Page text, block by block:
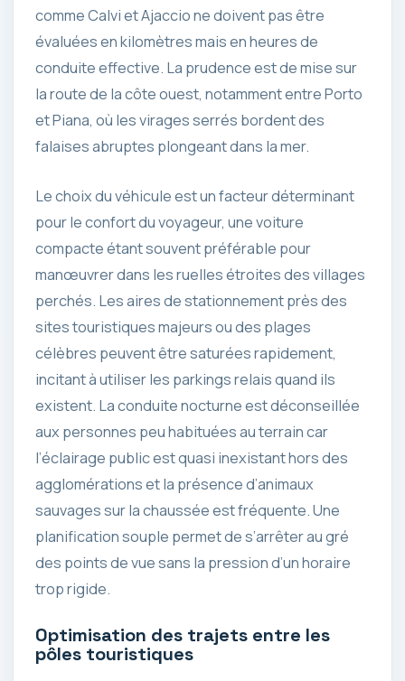
comme Calvi et Ajaccio ne doivent pas être
évaluées en kilomètres mais en heures de
conduite effective. La prudence est de mise sur
la route de la côte ouest, notamment entre Porto
et Piana, où les virages serrés bordent des
falaises abruptes plongeant dans la mer.
Le choix du véhicule est un facteur déterminant
pour le confort du voyageur, une voiture
compacte étant souvent préférable pour
manœuvrer dans les ruelles étroites des villages
perchés. Les aires de stationnement près des
sites touristiques majeurs ou des plages
célèbres peuvent être saturées rapidement,
incitant à utiliser les parkings relais quand ils
existent. La conduite nocturne est déconseillée
aux personnes peu habituées au terrain car
l’éclairage public est quasi inexistant hors des
agglomérations et la présence d’animaux
sauvages sur la chaussée est fréquente. Une
planification souple permet de s’arrêter au gré
des points de vue sans la pression d’un horaire
trop rigide.
Optimisation des trajets entre les
pôles touristiques